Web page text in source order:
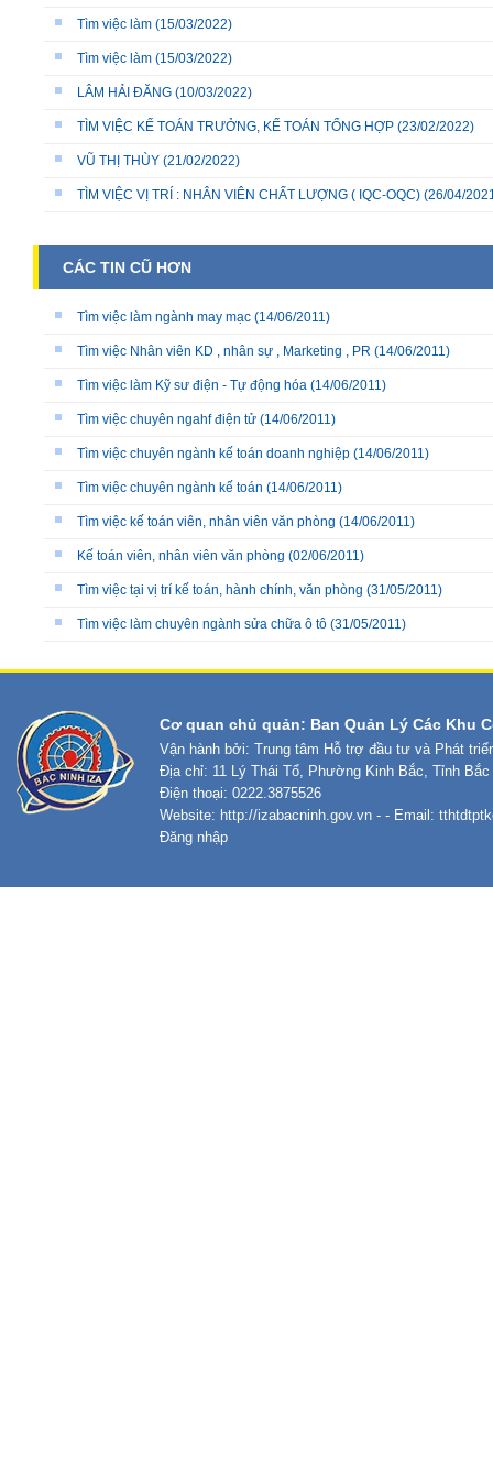
Tìm việc làm (15/03/2022)
Tìm việc làm (15/03/2022)
LÂM HẢI ĐĂNG (10/03/2022)
TÌM VIỆC KẾ TOÁN TRƯỞNG, KẾ TOÁN TỔNG HỢP (23/02/2022)
VŨ THỊ THÙY (21/02/2022)
TÌM VIỆC VỊ TRÍ : NHÂN VIÊN CHẤT LƯỢNG ( IQC-OQC) (26/04/
CÁC TIN CŨ HƠN
Tìm việc làm ngành may mạc (14/06/2011)
Tìm việc Nhân viên KD , nhân sự , Marketing , PR (14/06/2011)
Tìm việc làm Kỹ sư điện - Tự động hóa (14/06/2011)
Tìm việc chuyên ngahf điện tử (14/06/2011)
Tìm việc chuyên ngành kế toán doanh nghiệp (14/06/2011)
Tìm việc chuyên ngành kế toán (14/06/2011)
Tìm việc kế toán viên, nhân viên văn phòng (14/06/2011)
Kế toán viên, nhân viên văn phòng (02/06/2011)
Tìm việc tại vị trí kế toán, hành chính, văn phòng (31/05/2011)
Tìm việc làm chuyên ngành sửa chữa ô tô (31/05/2011)
Cơ quan chủ quản: Ban Quản Lý Các Khu
Vận hành bởi: Trung tâm Hỗ trợ đầu tư và Phát
Địa chỉ: 11 Lý Thái Tổ, Phường Kinh Bắc, Tỉnh Bắc
Điện thoại: 0222.3875526
Website: http://izabacninh.gov.vn - - Email:
Đăng nhập